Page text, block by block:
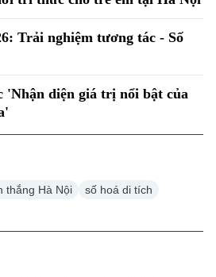
Trải nghiệm tương tác - Số
'Nhận diện giá trị nổi bật của
thắng Hà Nội
số hoá di tích